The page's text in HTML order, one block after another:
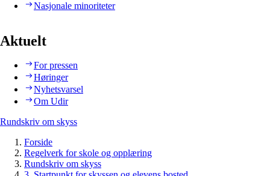
Nasjonale minoriteter
Aktuelt
For pressen
Høringer
Nyhetsvarsel
Om Udir
Rundskriv om skyss
Forside
Regelverk for skole og opplæring
Rundskriv om skyss